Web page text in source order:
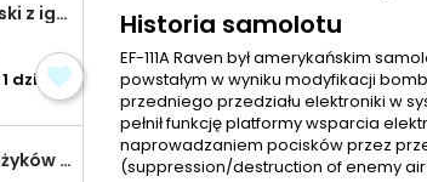
Klej modelarski z igłą 30 ml
1 dzień
Ostrze do nożyków Excel
Historia samolotu
EF-111A Raven był amerykańskim
powstałym w wyniku modyfikacji
przedniego przedziału elektroniki w
pełnił funkcję platformy wsparcia
naprowadzaniem pocisków przez
(suppression/destruction of enemy